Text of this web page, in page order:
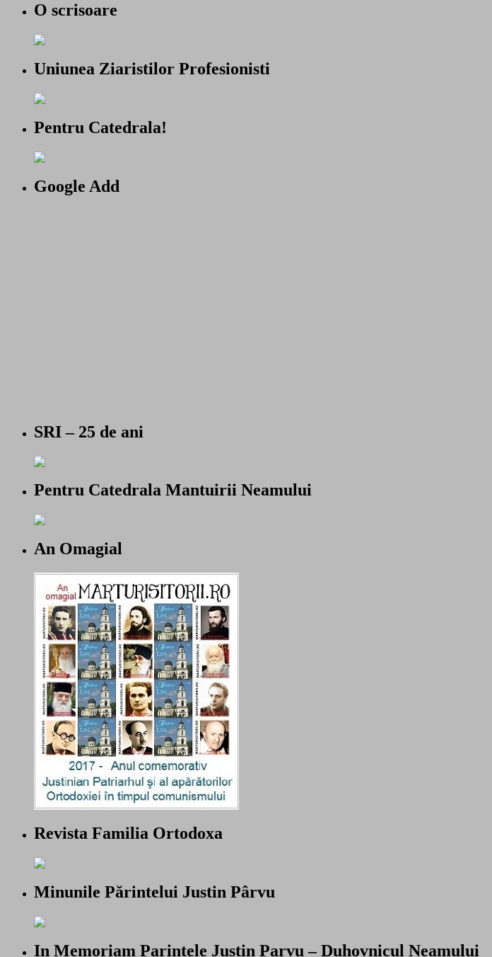
O scrisoare
Uniunea Ziaristilor Profesionisti
Pentru Catedrala!
Google Add
SRI – 25 de ani
Pentru Catedrala Mantuirii Neamului
An Omagial
Revista Familia Ortodoxa
Minunile Părintelui Justin Pârvu
In Memoriam Parintele Justin Parvu – Duhovnicul Neamului